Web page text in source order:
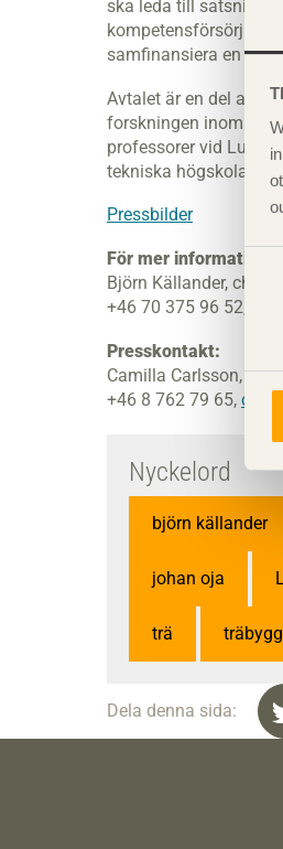
ska leda till
samfinansiera en
Avtalet är en del av
forskningen inom
professorer vid
tekniska högskola,
Pressbilder
För mer information:
Björn Källander, chef
+46 70 375 96 52,
Presskontakt:
Camilla Carlsson,
+46 8 762 79 65,
Nyckelord
björn källander
johan oja
trä
Dela denna sida: